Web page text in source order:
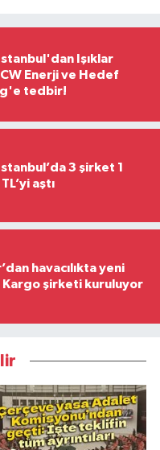
Işıklar
Enerji ve Hedef
tedbir!
3 şirket 1
aştı
havacılıkta yeni
Kargo şirketi kuruluyor